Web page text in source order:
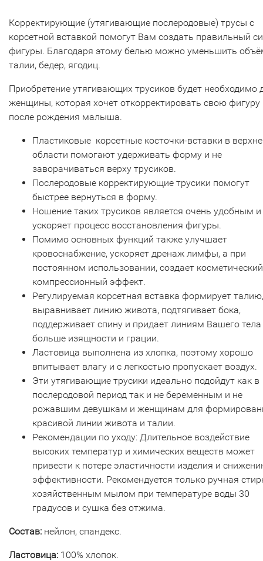
Корректирующие (утягивающие послеродовые) трусы с
корсетной вставкой помогут Вам создать правильный
фигуры. Благодаря этому белью можно уменьшить
талии, бедер, ягодиц.
Приобретение утягивающих трусиков будет необходимо
женщины, которая хочет откорректировать свою фигуру
после рождения малыша.
Пластиковые корсетные косточки-вставки в
области помогают удерживать форму и не
заворачиваться верху трусиков.
Послеродовые корректирующие трусики помогут
быстрее вернуться в форму.
Ношение таких трусиков является очень удобным и
ускоряет процесс восстановления фигуры.
Помимо основных функций также улучшает
кровоснабжение, ускоряет дренаж лимфы, а при
постоянном использовании, создает
компрессионный эффект.
Регулируемая корсетная вставка формирует талию,
выравнивает линию живота, подтягивает бока,
поддерживает спину и придает линиям Вашего
больше изящности и грации.
Ластовица выполнена из хлопка, поэтому хорошо
впитывает влагу и с легкостью пропускает воздух.
Эти утягивающие трусики идеально подойдут как в
послеродовой период так и не беременным и не
рожавшим девушкам и женщинам для
красивой линии живота и талии.
Рекомендации по уходу: Длительное воздействие
высоких температур и химических веществ может
привести к потере эластичности изделия и
эффективности. Рекомендуется только ручная
хозяйственным мылом при температуре воды 30
градусов и сушка без отжима.
Состав: нейлон, спандекс.
Ластовица: 100% хлопок.